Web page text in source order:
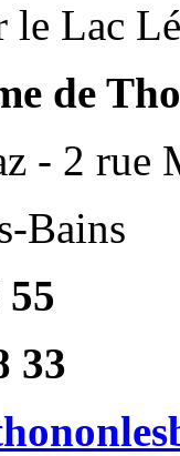
le Lac
de
- 2 rue
Bains
33